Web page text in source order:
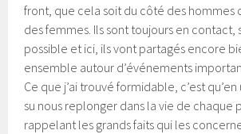
front, que cela soit du côté des hommes
des femmes. Ils sont toujours en contact,
possible et ici, ils vont partagés encore
ensemble autour d’événements
Ce que j’ai trouvé formidable, c’est
su nous replonger dans la vie de chaque
rappelant les grands faits qui les